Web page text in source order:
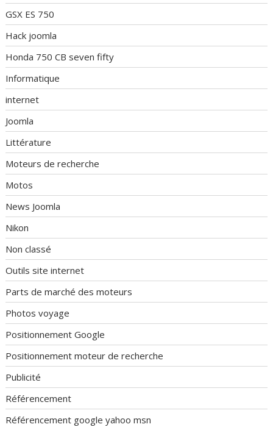
GSX ES 750
Hack joomla
Honda 750 CB seven fifty
Informatique
internet
Joomla
Littérature
Moteurs de recherche
Motos
News Joomla
Nikon
Non classé
Outils site internet
Parts de marché des moteurs
Photos voyage
Positionnement Google
Positionnement moteur de recherche
Publicité
Référencement
Référencement google yahoo msn